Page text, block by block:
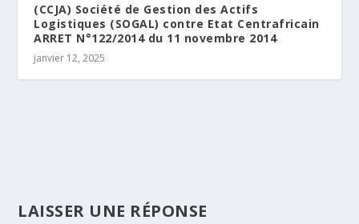
(CCJA) Société de Gestion des Actifs
Logistiques (SOGAL) contre Etat Centrafricain
ARRET N°122/2014 du 11 novembre 2014
janvier 12, 2025
LAISSER UNE RÉPONSE